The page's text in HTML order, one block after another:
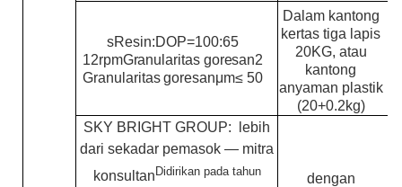
sResin:DOP=100:65
12rpmGranularitas goresan2
Granularitas goresanμm≤ 50
Dalam kantong
kertas tiga lapis
20KG, atau
kantong
anyaman plastik
(20+0.2kg)
SKY BRIGHT GROUP: lebih
dari sekadar pemasok — mitra
konsultanDidirikan pada tahun
dengan